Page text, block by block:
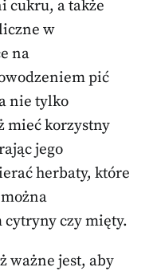
cukru, a także
w
na
pić
nie tylko
mieć korzystny
jego
herbaty, które
czy mięty.
ważne jest, aby